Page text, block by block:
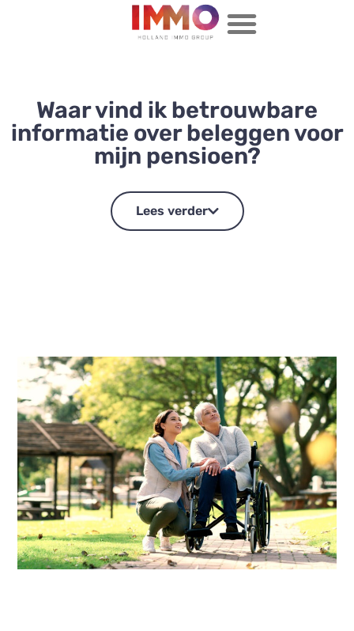
Waar vind ik betrouwbare
informatie over beleggen voor
mijn pensioen?
Lees verder